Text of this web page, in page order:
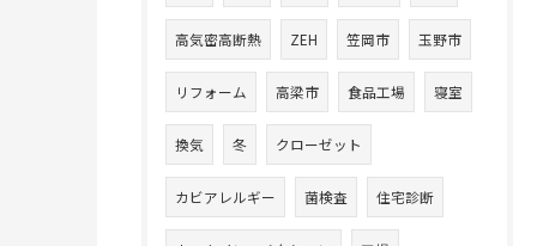
高気密高断熱 ZEH 笠岡市 玉野市
リフォーム 高梁市 食品工場 寝室
換気 冬 クローゼット
カビアレルギー 菌検査 住宅診断